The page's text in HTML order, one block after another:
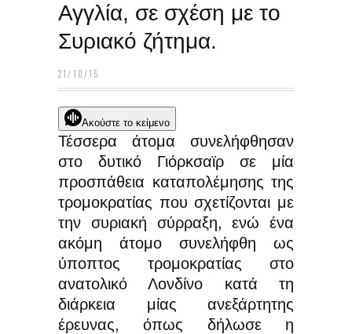
Αγγλία, σε σχέση με το
Συριακό ζήτημα.
21/10/15
Ακούστε το κείμενο
Τέσσερα άτομα συνελήφθησαν
στο δυτικό Γιόρκσαϊρ σε μία
προσπάθεια καταπολέμησης της
τρομοκρατίας που σχετίζονται με
την συριακή σύρραξη, ενώ ένα
ακόμη άτομο συνελήφθη ως
ύποπτος τρομοκρατίας στο
ανατολικό Λονδίνο κατά τη
διάρκεια μίας ανεξάρτητης
έρευνας, όπως δήλωσε η